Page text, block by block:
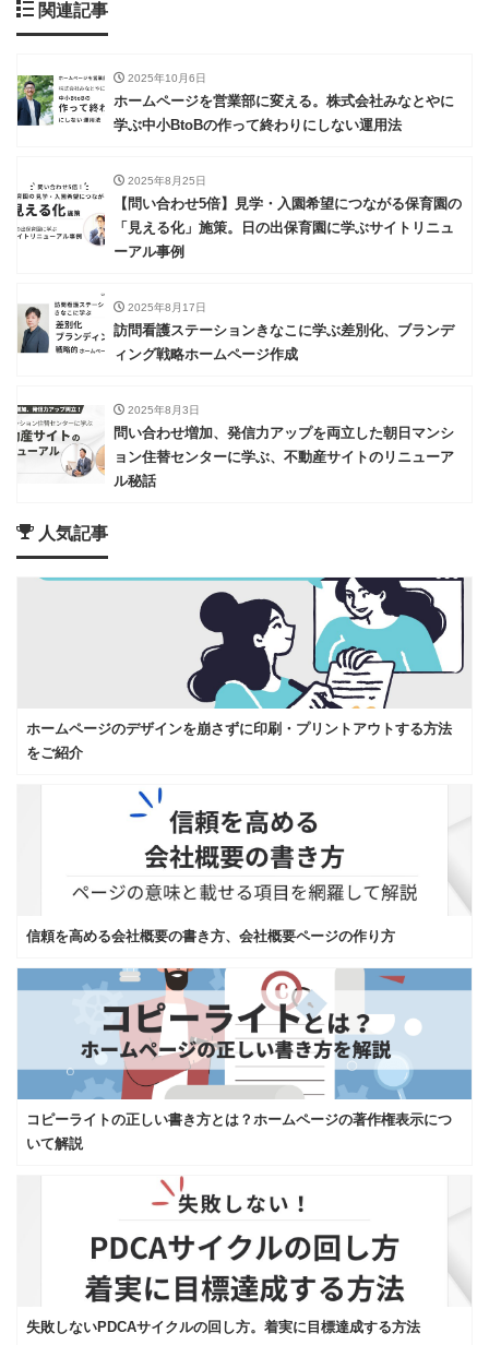
関連記事
2025年10月6日
ホームページを営業部に変える。株式会社みなとやに
学ぶ中小BtoBの作って終わりにしない運用法
2025年8月25日
【問い合わせ5倍】見学・入園希望につながる保育園の
「見える化」施策。日の出保育園に学ぶサイトリニュ
ーアル事例
2025年8月17日
訪問看護ステーションきなこに学ぶ差別化、ブランデ
ィング戦略ホームページ作成
2025年8月3日
問い合わせ増加、発信力アップを両立した朝日マンシ
ョン住替センターに学ぶ、不動産サイトのリニューア
ル秘話
人気記事
ホームページのデザインを崩さずに印刷・プリントアウトする方法
をご紹介
信頼を高める会社概要の書き方、会社概要ページの作り方
コピーライトの正しい書き方とは？ホームページの著作権表示につ
いて解説
失敗しないPDCAサイクルの回し方。着実に目標達成する方法